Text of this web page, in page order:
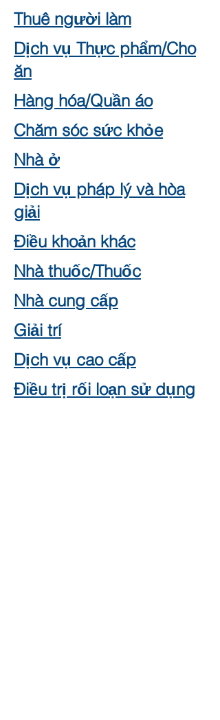
Thuê người làm
Dịch vụ Thực phẩm/Cho
ăn
Hàng hóa/Quần áo
Chăm sóc sức khỏe
Nhà ở
Dịch vụ pháp lý và hòa
giải
Điều khoản khác
Nhà thuốc/Thuốc
Nhà cung cấp
Giải trí
Dịch vụ cao cấp
Điều trị rối loạn sử dụng